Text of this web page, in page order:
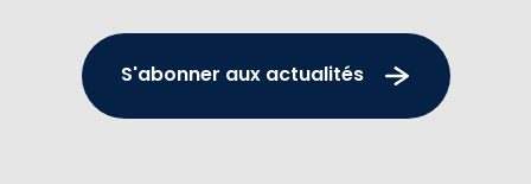
S'abonner aux actualités